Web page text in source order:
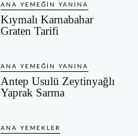
ANA YEMEĞIN YANINA
Kıymalı Karnabahar
Graten Tarifi
ANA YEMEĞIN YANINA
Antep Usulü Zeytinyağlı
Yaprak Sarma
ANA YEMEKLER